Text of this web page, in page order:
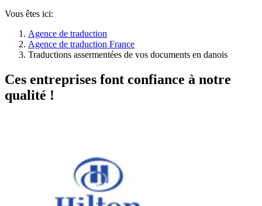
Vous êtes ici:
Agence de traduction
Agence de traduction France
Traductions assermentées de vos documents en danois
Ces entreprises font confiance à notre
qualité !